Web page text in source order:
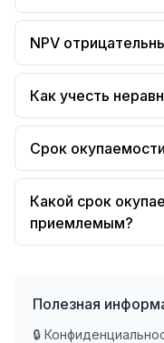
NPV
Как учесть
Срок
Какой срок
приемлемым?
Полезная
🔒